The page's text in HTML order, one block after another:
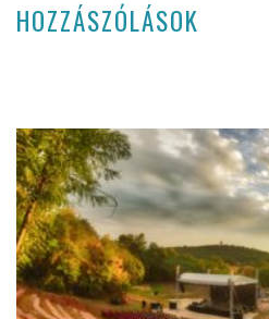
HOZZÁSZÓLÁSOK